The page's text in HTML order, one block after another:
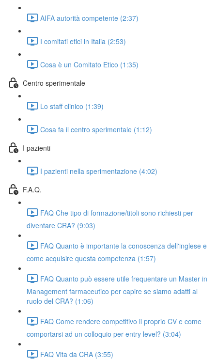
AIFA autorità competente (2:37)
I comitati etici in Italia (2:53)
Cosa è un Comitato Etico (1:35)
Centro sperimentale
Lo staff clinico (1:39)
Cosa fa il centro sperimentale (1:12)
I pazienti
I pazienti nella sperimentazione (4:02)
F.A.Q.
FAQ Che tipo di formazione/titoli sono richiesti per
diventare CRA? (9:03)
FAQ Quanto è importante la conoscenza dell'inglese e
come acquisire questa competenza (1:57)
FAQ Quanto può essere utile frequentare un Master in
Management farmaceutico per capire se siamo adatti al
ruolo del CRA? (1:06)
FAQ Come rendere competitivo il proprio CV e come
comportarsi ad un colloquio per entry level? (3:04)
FAQ Vita da CRA (3:55)